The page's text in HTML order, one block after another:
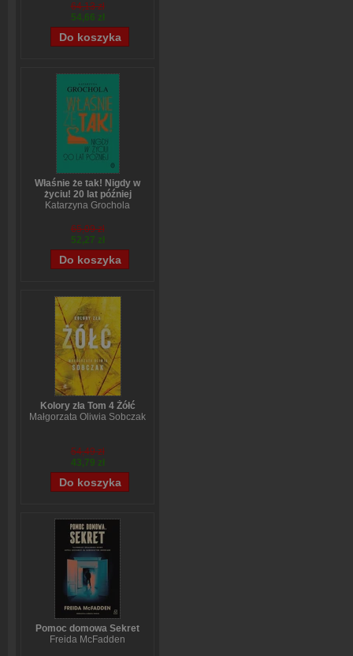
64,13 zł
54,66 zł
Właśnie że tak! Nigdy w
życiu! 20 lat później
Katarzyna Grochola
65,09 zł
52,27 zł
Kolory zła Tom 4 Żółć
Małgorzata Oliwia Sobczak
54,49 zł
43,79 zł
Pomoc domowa Sekret
Freida McFadden